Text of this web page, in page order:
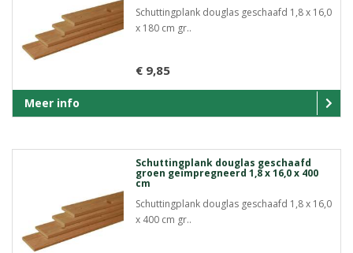
Schuttingplank douglas geschaafd 1,8 x 16,0
x 180 cm gr..
€ 9,85
Meer info
Schuttingplank douglas geschaafd
groen geïmpregneerd 1,8 x 16,0 x 400
cm
Schuttingplank douglas geschaafd 1,8 x 16,0
x 400 cm gr..